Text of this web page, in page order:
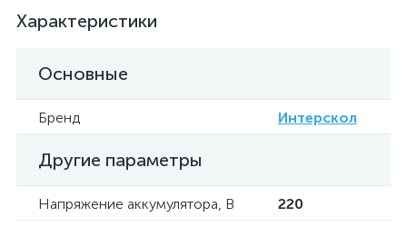
Характеристики
Основные
Бренд Интерскол
Другие параметры
Напряжение аккумулятора, В
220